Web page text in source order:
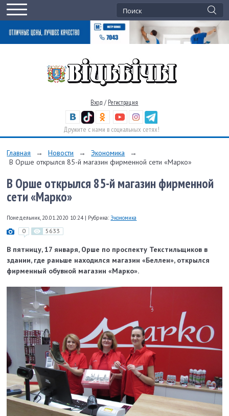
Вход / Регистрация
Дружите с нами в социальных сетях!
Главная → Новости → Экономика
→
В Орше открылся 85-й магазин фирменной сети «Марко»
В Орше открылся 85-й магазин фирменной
сети «Марко»
Понедельник, 20.01.2020 10:24 | Рубрика: Экономика
0 5633
В пятницу, 17 января, Орше по проспекту Текстильщиков в
здании, где раньше находился магазин «Беллен», открылся
фирменный обувной магазин «Марко».